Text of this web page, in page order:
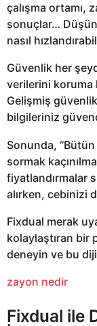
çalışma ortamı,
sonuçlar…
nasıl
Güvenlik her
verilerini
Gelişmiş
bilgileriniz
Sonunda,
sormak
fiyatlandırmalar
alırken, cebinizi
Fixdual merak
kolaylaştıran bir
deneyin ve bu
zayon nedir
Fixdual ile